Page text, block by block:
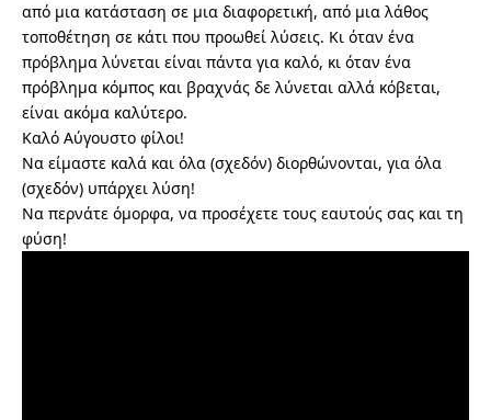
από μια κατάσταση σε μια διαφορετική, από μια λάθος
τοποθέτηση σε κάτι που προωθεί λύσεις. Κι όταν ένα
πρόβλημα λύνεται είναι πάντα για καλό, κι όταν ένα
πρόβλημα κόμπος και βραχνάς δε λύνεται αλλά κόβεται,
είναι ακόμα καλύτερο.
Καλό Αύγουστο φίλοι!
Να είμαστε καλά και όλα (σχεδόν) διορθώνονται, για όλα
(σχεδόν) υπάρχει λύση!
Να περνάτε όμορφα, να προσέχετε τους εαυτούς σας και τη
φύση!